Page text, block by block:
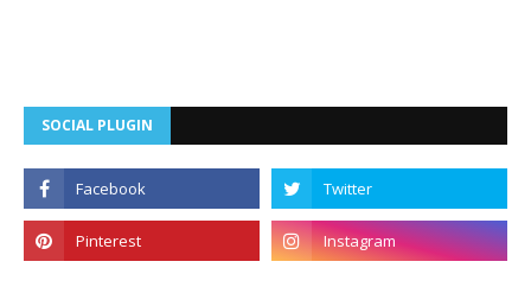
SOCIAL PLUGIN